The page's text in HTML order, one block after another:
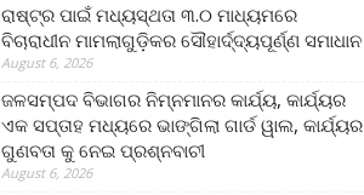
ରାଷ୍ଟ୍ର ପାଇଁ ମଧ୍ୟସ୍ଥତା ୩.୦ ମାଧ୍ୟମରେ
ବିଚାରାଧୀନ ମାମଲାଗୁଡ଼ିକର ସୌହାର୍ଦ୍ଦ୍ୟପୂର୍ଣ୍ଣ ସମାଧାନ
August 6, 2026
ଜଳସମ୍ପଦ ବିଭାଗର ନିମ୍ନମାନର କାର୍ଯ୍ୟ, କାର୍ଯ୍ୟର
ଏକ ସପ୍ତାହ ମଧ୍ୟରେ ଭାଙ୍ଗିଲା ଗାର୍ଡ ୱାଲ, କାର୍ଯ୍ୟର
ଗୁଣବତା କୁ ନେଇ ପ୍ରଶ୍ନବାଚୀ
August 6, 2026